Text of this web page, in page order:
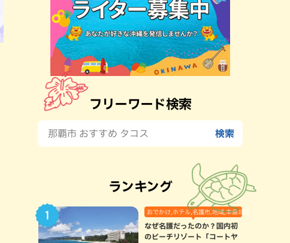
フリーワード検索
ランキング
おでかけ,ホテル,名護市,地域,本島北部
なぜ名護だったのか？国内初
のビーチリゾート「コートヤ